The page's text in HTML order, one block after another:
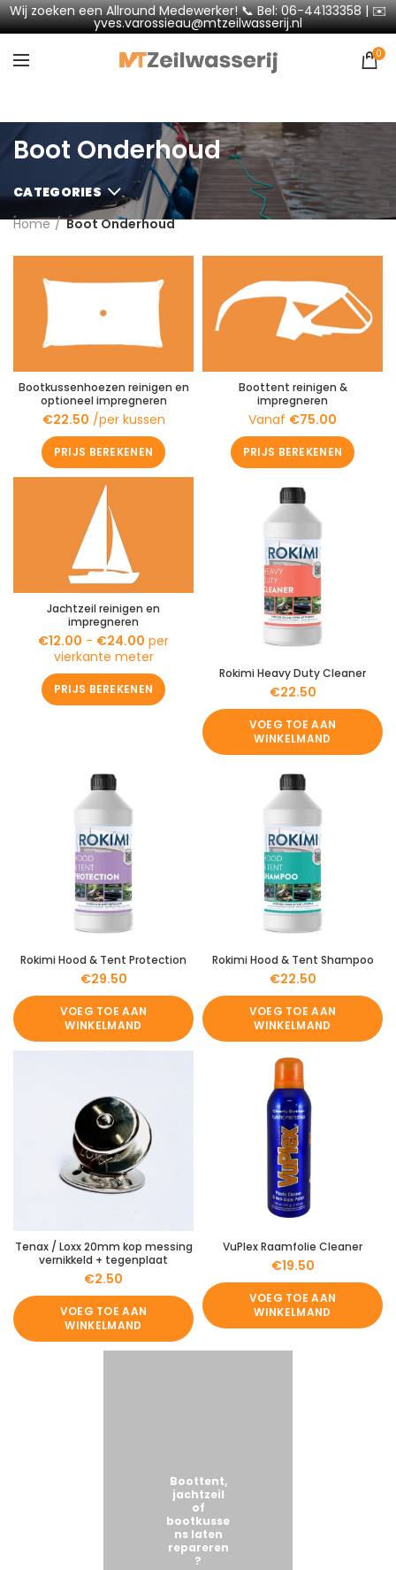
Wij zoeken een Allround Medewerker! 📞 Bel: 06-44133358 | ✉️
yves.varossieau@mtzeilwasserij.nl
0
Boot Onderhoud
CATEGORIES
Home
Boot Onderhoud
Bootkussenhoezen reinigen en
optioneel impregneren
€22.50 /per kussen
PRIJS BEREKENEN
Boottent reinigen &
impregneren
Vanaf €75.00
PRIJS BEREKENEN
Jachtzeil reinigen en
impregneren
€12.00 - €24.00 per
vierkante meter
PRIJS BEREKENEN
Rokimi Heavy Duty Cleaner
€22.50
VOEG TOE AAN
WINKELMAND
Rokimi Hood & Tent Protection
€29.50
VOEG TOE AAN
WINKELMAND
Rokimi Hood & Tent Shampoo
€22.50
VOEG TOE AAN
WINKELMAND
Tenax / Loxx 20mm kop messing
vernikkeld + tegenplaat
€2.50
VOEG TOE AAN
WINKELMAND
VuPlex Raamfolie Cleaner
€19.50
VOEG TOE AAN
WINKELMAND
Boottent,
jachtzeil
of
bootkusse
ns laten
repareren
?